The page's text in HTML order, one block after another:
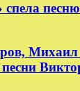
Михаил